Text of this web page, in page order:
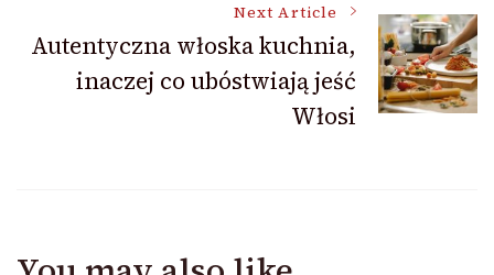
Next Article
Autentyczna włoska kuchnia,
inaczej co ubóstwiają jeść
Włosi